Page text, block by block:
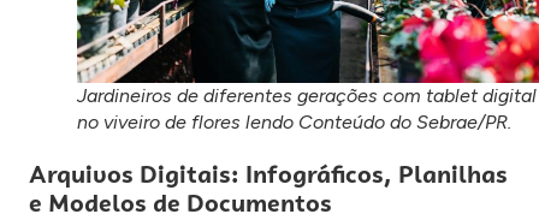
Jardineiros de diferentes gerações com tablet digital
no viveiro de flores lendo Conteúdo do Sebrae/PR.
Arquivos Digitais: Infográficos, Planilhas
e Modelos de Documentos